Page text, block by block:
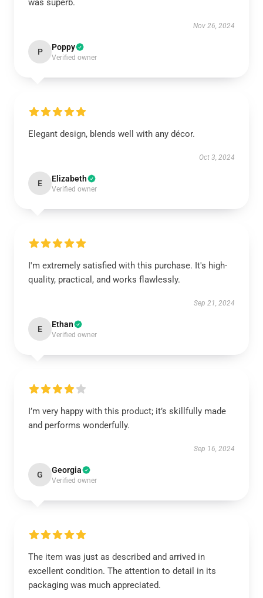
was superb.
Nov 26, 2024
P Poppy
Verified owner
Elegant design, blends well with any décor.
Oct 3, 2024
E Elizabeth
Verified owner
I'm extremely satisfied with this purchase. It's high-
quality, practical, and works flawlessly.
Sep 21, 2024
E Ethan
Verified owner
I’m very happy with this product; it’s skillfully made
and performs wonderfully.
Sep 16, 2024
G Georgia
Verified owner
The item was just as described and arrived in
excellent condition. The attention to detail in its
packaging was much appreciated.